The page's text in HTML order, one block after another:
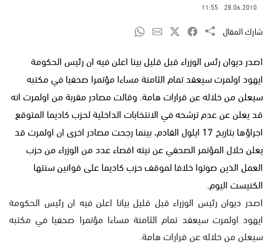
28.06.2010
11:55
شارك المقال
اصدر ديوان رئس الوزراء قبل قليل بينا اعلن فيه ان رئيس الحكومة
ايهود اولمرت سيعقد تمام الثامنة مساءا مؤتمرا صحفيا في مكتبه
سيعلن من خلاله عن قرارات هامة. وقالت مصادر مقربة من اولمرت انه
قد يعلن عن عدم ترشحه في الانتخابات الداخلية لحزب كاديما المتوقع
اجراؤها بتاريخ 17 ايلول القادم، بينما رجحت مصادر اخرى ان اولمرت قد
يعلن خلال المؤتمر الصحفي عن نيته اقصاء عدد من الوزراء من حزب
العمل الذين صوتوا خلافا لموقف حزب كاديما على قوانين سنتها
الكنيست اليوم.
اصدر ديوان رئيس الوزراء قبل قليل بيانا اعلن فيه ان رئيس الحكومة
ايهود اولمرت سيعقد تمام الثامنة مساءا مؤتمرا صحفيا في مكتبه
سيعلن من خلاله عن قرارات هامة.